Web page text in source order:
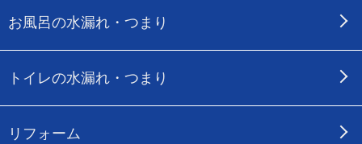
お風呂の水漏れ・つまり
トイレの水漏れ・つまり
リフォーム